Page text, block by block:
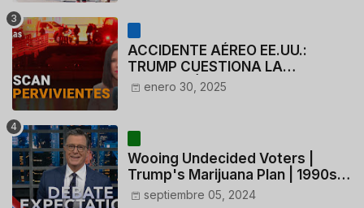
ACCIDENTE AÉREO EE.UU.:
TRUMP CUESTIONA LA
ACTUACIÓN DE LOS
CONTROLADORES y PILOTO del
enero 30, 2025
Wooing Undecided Voters |
Trump's Marijuana Plan | 1990s
Porn Expert Mark Robinson
septiembre 05, 2024